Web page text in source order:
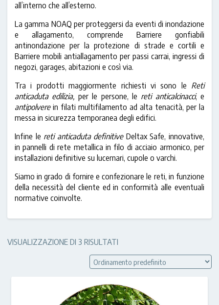
all’interno che all’esterno.
La gamma NOAQ per proteggersi da eventi di inondazione
e allagamento, comprende Barriere gonfiabili
antinondazione per la protezione di strade e cortili e
Barriere mobili antiallagamento per passi carrai, ingressi di
negozi, garages, abitazioni e così via.
Tra i prodotti maggiormente richiesti vi sono le Reti
anticaduta edilizia, per le persone, le reti anticalcinacci, e
antipolverein filati multifilamento ad alta tenacità, per la
messa in sicurezza temporanea degli edifici.
Infine le reti anticaduta definitiveDeltax Safe, innovative,
in pannelli di rete metallica in filo di acciaio armonico, per
installazioni definitive su lucernari, cupole o varchi.
Siamo in grado di fornire e confezionare le reti, in funzione
della necessità del cliente ed in conformità alle eventuali
normative coinvolte.
VISUALIZZAZIONE DI 3 RISULTATI